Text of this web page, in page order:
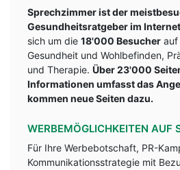
Sprechzimmer ist der
Gesundheitsratgeber im Internet
sich um die 18'000 Besucher auf
Gesundheit und Wohlbefinden,
und Therapie. Über 23'000
Informationen umfasst das
kommen neue Seiten dazu.
WERBEMÖGLICHKEITEN AUF
Für Ihre Werbebotschaft, PR-
Kommunikationsstrategie mit